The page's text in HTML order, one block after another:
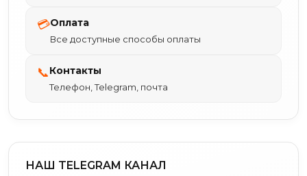
💳Оплата
Все доступные способы оплаты
📞Контакты
Телефон, Telegram, почта
НАШ TELEGRAM КАНАЛ